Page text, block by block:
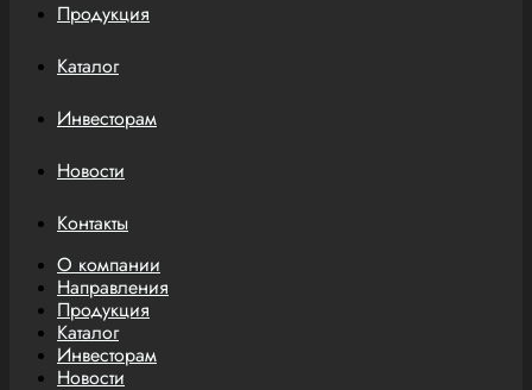
Продукция
Каталог
Инвесторам
Новости
Контакты
О компании
Направления
Продукция
Каталог
Инвесторам
Новости